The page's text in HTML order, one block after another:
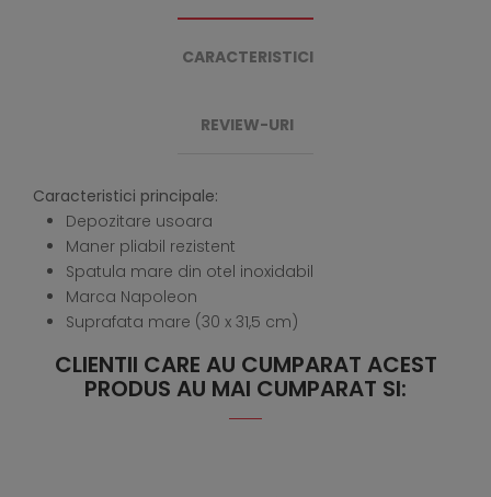
CARACTERISTICI
REVIEW-URI
Caracteristici principale:
Depozitare usoara
Maner pliabil rezistent
Spatula mare din otel inoxidabil
Marca Napoleon
Suprafata mare (30 x 31,5 cm)
CLIENTII CARE AU CUMPARAT ACEST
PRODUS AU MAI CUMPARAT SI: